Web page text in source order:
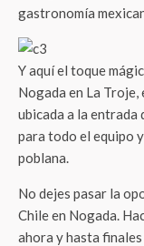
gastronomía
Y aquí el toque
Nogada en La Troje,
ubicada a la entrada
para todo el equipo
poblana.
No dejes pasar la
Chile en Nogada.
ahora y hasta